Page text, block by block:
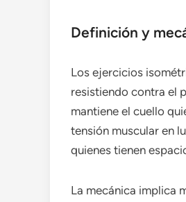
Definición y
Los ejercicios
resistiendo contra el
mantiene el cuello
tensión muscular en
quienes tienen
La mecánica implica